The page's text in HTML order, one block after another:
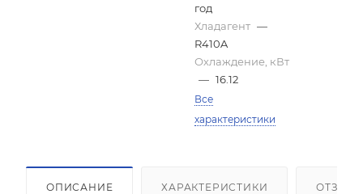
год
Хладагент —
R410A
Охлаждение, кВт
— 16.12
Все
характеристики
ОПИСАНИЕ ХАРАКТЕРИСТИКИ